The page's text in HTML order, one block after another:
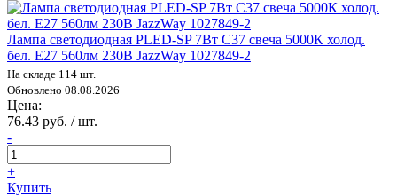
Лампа светодиодная PLED-SP 7Вт C37 свеча 5000К холод.
бел. E27 560лм 230В JazzWay 1027849-2
На складе 114 шт.
Обновлено 08.08.2026
Цена:
76.43 руб. / шт.
-
+
Купить